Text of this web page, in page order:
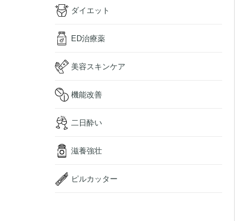
ダイエット
ED治療薬
美容スキンケア
機能改善
二日酔い
滋養強壮
ピルカッター